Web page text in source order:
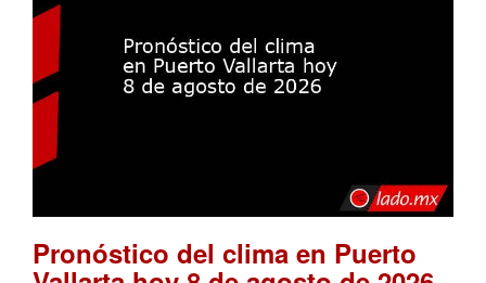
Pronóstico del clima en Puerto